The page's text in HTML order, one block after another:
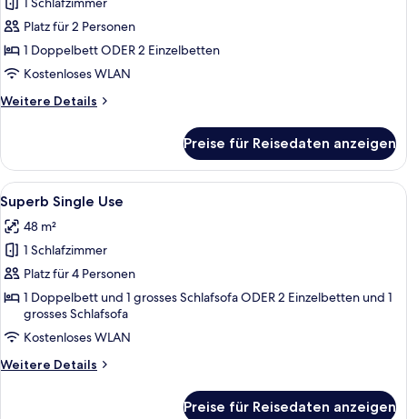
Only
YOU
Penthouse
anzeigen
Platz für 2 Personen
1 Doppelbett ODER 2 Einzelbetten
Kostenloses WLAN
Weitere Details
Weitere
YOU
Penthouse
Preise für Reisedaten anzeigen
Alle
Fotos
für
Superb
Single
Use
anzeigen
Ein modernes Schlafzimmer mit
8
Superb Single Use
48 m²
1 Schlafzimmer
Platz für 4 Personen
1 Doppelbett und 1 grosses Schlafsofa ODER 2 Einzelbetten und 1
grosses Schlafsofa
Kostenloses WLAN
Weitere Details
Weitere
Preise für Reisedaten anzeigen